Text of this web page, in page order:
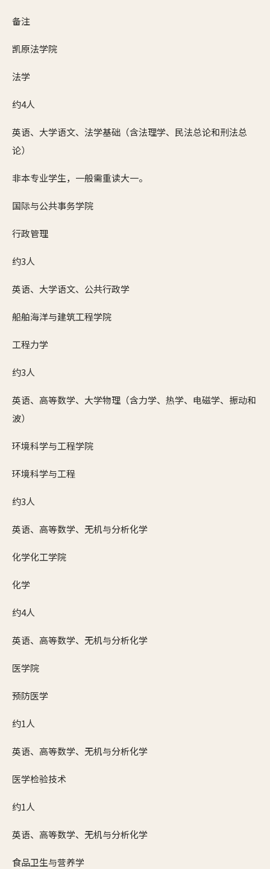
备注
凯原法学院
法学
约4人
英语、大学语文、法学基础（含法理学、民法总论和刑法总
论）
非本专业学生，一般需重读大一。
国际与公共事务学院
行政管理
约3人
英语、大学语文、公共行政学
船舶海洋与建筑工程学院
工程力学
约3人
英语、高等数学、大学物理（含力学、热学、电磁学、振动和
波）
环境科学与工程学院
环境科学与工程
约3人
英语、高等数学、无机与分析化学
化学化工学院
化学
约4人
英语、高等数学、无机与分析化学
医学院
预防医学
约1人
英语、高等数学、无机与分析化学
医学检验技术
约1人
英语、高等数学、无机与分析化学
食品卫生与营养学